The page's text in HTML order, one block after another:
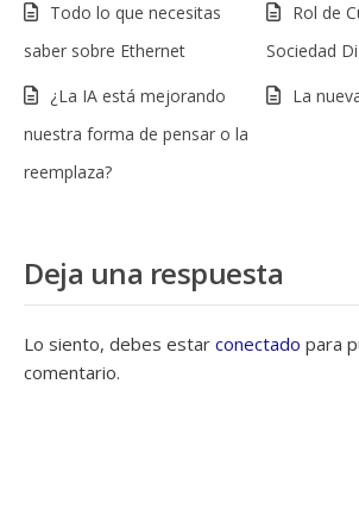
Todo lo que necesitas
saber sobre Ethernet
Rol de
Sociedad
¿La IA está mejorando
nuestra forma de pensar o la
reemplaza?
La
Deja una respuesta
Lo siento, debes estar conectado para
comentario.